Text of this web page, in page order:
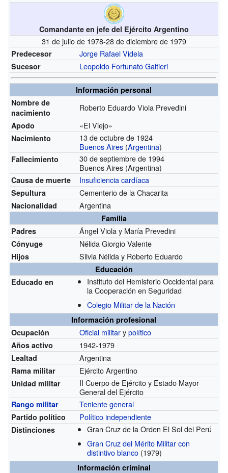
Comandante en jefe del Ejército Argentino
31 de julio de 1978-28 de diciembre de 1979
Predecesor Jorge Rafael Videla
Sucesor Leopoldo Fortunato Galtieri
Información personal
Nombre de
nacimiento
Roberto Eduardo Viola Prevedini
Apodo «El Viejo»
Nacimiento
13 de octubre de 1924
Buenos Aires (Argentina)
Fallecimiento
30 de septiembre de 1994
Buenos Aires (Argentina)
Causa de muerte Insuficiencia cardíaca
Sepultura Cementerio de la Chacarita
Nacionalidad Argentina
Familia
Padres
Ángel Viola y María Prevedini
Cónyuge Nélida Giorgio Valente
Hijos Silvia Nélida y Roberto Eduardo
Educación
Educado en
Instituto del Hemisferio Occidental para
la Cooperación en Seguridad
Colegio Militar de la Nación
Información profesional
Ocupación
Oficial militarypolítico
Años activo 1942-1979
Lealtad Argentina
Rama militar Ejército Argentino
Unidad militar
II Cuerpo de Ejército y Estado Mayor
General del Ejército
Rango militar Teniente general
Partido político Político independiente
Distinciones
Gran Cruz de la Orden El Sol del Perú
Gran Cruz del Mérito Militar con
distintivo blanco (1979)
Información criminal